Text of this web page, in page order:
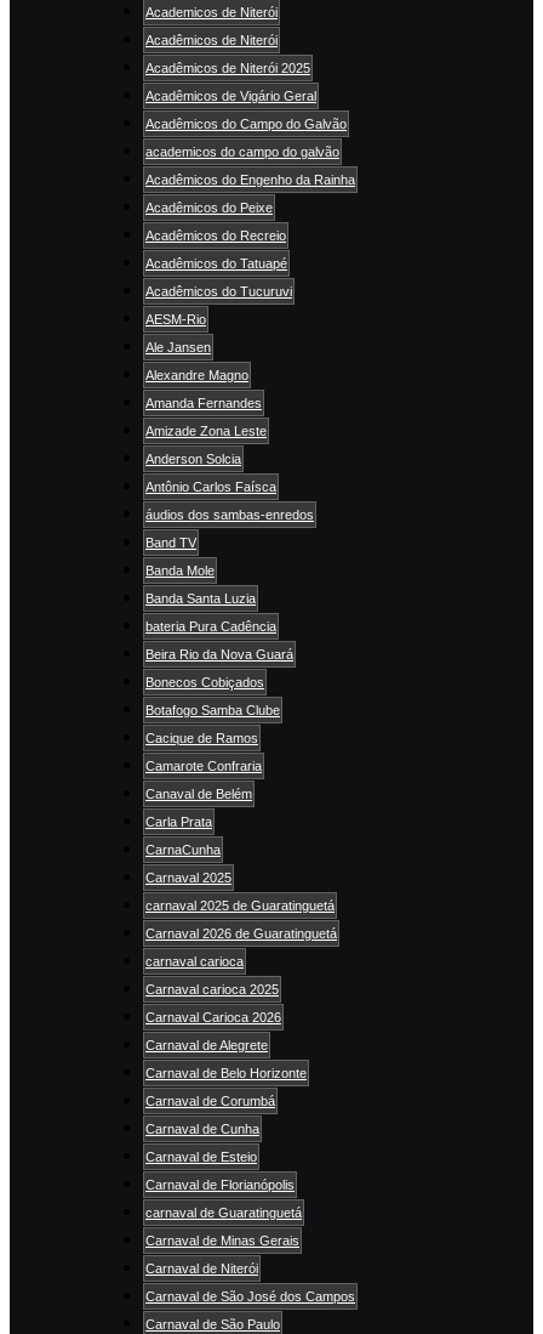
Academicos de Niterói
Acadêmicos de Niterói
Acadêmicos de Niterói 2025
Acadêmicos de Vigário Geral
Acadêmicos do Campo do Galvão
academicos do campo do galvão
Acadêmicos do Engenho da Rainha
Acadêmicos do Peixe
Acadêmicos do Recreio
Acadêmicos do Tatuapé
Acadêmicos do Tucuruvi
AESM-Rio
Ale Jansen
Alexandre Magno
Amanda Fernandes
Amizade Zona Leste
Anderson Solcia
Antônio Carlos Faísca
áudios dos sambas-enredos
Band TV
Banda Mole
Banda Santa Luzia
bateria Pura Cadência
Beira Rio da Nova Guará
Bonecos Cobiçados
Botafogo Samba Clube
Cacique de Ramos
Camarote Confraria
Canaval de Belém
Carla Prata
CarnaCunha
Carnaval 2025
carnaval 2025 de Guaratinguetá
Carnaval 2026 de Guaratinguetá
carnaval carioca
Carnaval carioca 2025
Carnaval Carioca 2026
Carnaval de Alegrete
Carnaval de Belo Horizonte
Carnaval de Corumbá
Carnaval de Cunha
Carnaval de Esteio
Carnaval de Florianópolis
carnaval de Guaratinguetá
Carnaval de Minas Gerais
Carnaval de Niterói
Carnaval de São José dos Campos
Carnaval de São Paulo